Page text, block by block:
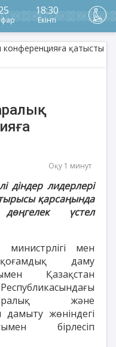
18:30
Екінті
Оқу 1 минут
діндер лидерлері
қарсаңында
үстел
мен
даму
Қазақстан
және
жөніндегі
бірлесіп